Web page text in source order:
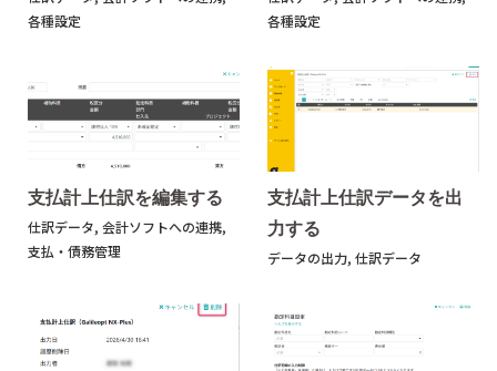
各種設定
各種設定
支払計上仕訳を編集する
仕訳データ, 会計ソフトへの連携,
支払・債務管理
支払計上仕訳データを出
力する
データの出力,仕訳データ